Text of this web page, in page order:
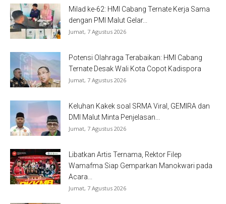
Milad ke-62: HMI Cabang Ternate Kerja Sama
dengan PMI Malut Gelar...
Jumat, 7 Agustus 2026
Potensi Olahraga Terabaikan: HMI Cabang
Ternate Desak Wali Kota Copot Kadispora
Jumat, 7 Agustus 2026
Keluhan Kakek soal SRMA Viral, GEMIRA dan
DMI Malut Minta Penjelasan...
Jumat, 7 Agustus 2026
Libatkan Artis Ternama, Rektor Filep
Wamafma Siap Gemparkan Manokwari pada
Acara...
Jumat, 7 Agustus 2026